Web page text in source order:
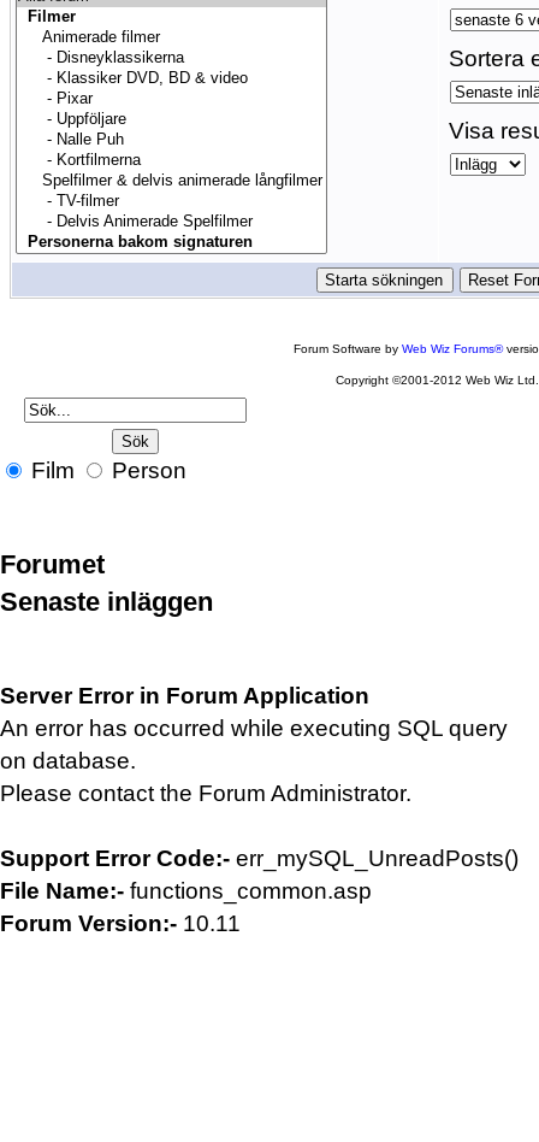
Sortera
Visa
Forum Software byWeb Wiz Forums®
Copyright ©2001-2012 Web Wiz Ltd.
Film Person
Forumet
Senaste inläggen
Server Error in Forum Application
An error has occurred while executing SQL query
on database.
Please contact the Forum Administrator.
Support Error Code:- err_mySQL_UnreadPosts()
File Name:- functions_common.asp
Forum Version:- 10.11